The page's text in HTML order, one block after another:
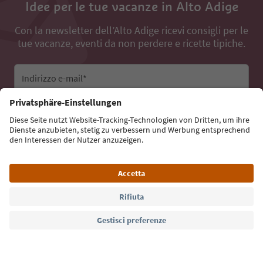
Idee per le tue vacanze in Alto Adige
Con la newsletter dell’Alto Adige ricevi consigli per le
tue vacanze, eventi da non perdere e ricette tipiche.
Indirizzo e-mail*
Iscriviti alla newsletter